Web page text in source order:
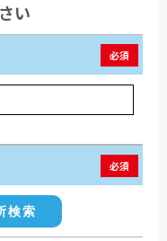
い
必須
必須
検索